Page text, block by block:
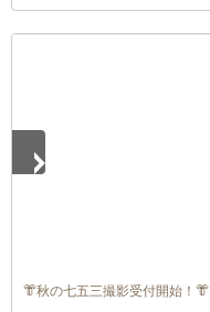
👘秋の七五三撮影受付開始！👘